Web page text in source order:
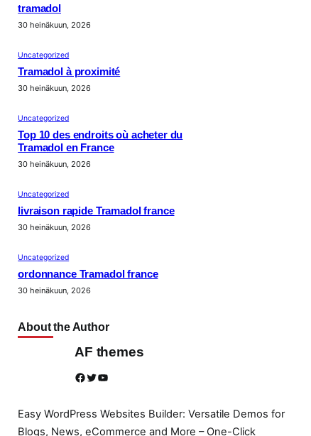
tramadol
30 heinäkuun, 2026
Uncategorized
Tramadol à proximité
30 heinäkuun, 2026
Uncategorized
Top 10 des endroits où acheter du
Tramadol en France
30 heinäkuun, 2026
Uncategorized
livraison rapide Tramadol france
30 heinäkuun, 2026
Uncategorized
ordonnance Tramadol france
30 heinäkuun, 2026
About the Author
AF themes
Facebook Twitter YouTube
Easy WordPress Websites Builder: Versatile Demos for
Blogs, News, eCommerce and More – One-Click